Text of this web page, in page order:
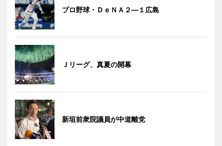
プロ野球・ＤｅＮＡ２―１広島
Ｊリーグ、真夏の開幕
新垣前衆院議員が中道離党